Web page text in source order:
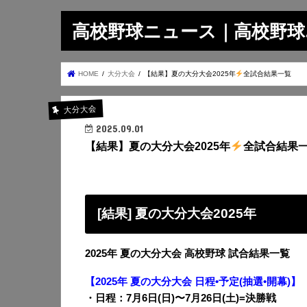
高校野球ニュース｜高校野
HOME 大分大会 【結果】夏の大分大会2025年 全試合結果一覧
大分大会
2025.09.01
【結果】夏の大分大会2025年 全試合結果
[結果] 夏の大分大会2025年
2025年 夏の大分大会 高校野球 試合結果一覧
【2025年 夏の大分大会 日程•予定(抽選•開幕)】
・日程：7月6日(日)〜7月26日(土)=決勝戦